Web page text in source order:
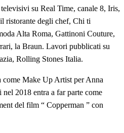
su Real Time, canale 8, Iris,
ristorante degli chef, Chi ti
Alta Roma, Gattinoni Couture,
la Braun. Lavori pubblicati su
Rolling Stones Italia.
come Make Up Artist per Anna
2018 entra a far parte come
del film “ Copperman ” con